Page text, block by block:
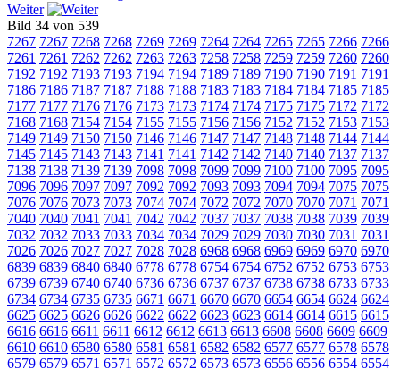
Weiter
Bild 34 von 539
7267 7267 7268 7268 7269 7269 7264 7264 7265 7265 7266 7266
7261 7261 7262 7262 7263 7263 7258 7258 7259 7259 7260 7260
7192 7192 7193 7193 7194 7194 7189 7189 7190 7190 7191 7191
7186 7186 7187 7187 7188 7188 7183 7183 7184 7184 7185 7185
7177 7177 7176 7176 7173 7173 7174 7174 7175 7175 7172 7172
7168 7168 7154 7154 7155 7155 7156 7156 7152 7152 7153 7153
7149 7149 7150 7150 7146 7146 7147 7147 7148 7148 7144 7144
7145 7145 7143 7143 7141 7141 7142 7142 7140 7140 7137 7137
7138 7138 7139 7139 7098 7098 7099 7099 7100 7100 7095 7095
7096 7096 7097 7097 7092 7092 7093 7093 7094 7094 7075 7075
7076 7076 7073 7073 7074 7074 7072 7072 7070 7070 7071 7071
7040 7040 7041 7041 7042 7042 7037 7037 7038 7038 7039 7039
7032 7032 7033 7033 7034 7034 7029 7029 7030 7030 7031 7031
7026 7026 7027 7027 7028 7028 6968 6968 6969 6969 6970 6970
6839 6839 6840 6840 6778 6778 6754 6754 6752 6752 6753 6753
6739 6739 6740 6740 6736 6736 6737 6737 6738 6738 6733 6733
6734 6734 6735 6735 6671 6671 6670 6670 6654 6654 6624 6624
6625 6625 6626 6626 6622 6622 6623 6623 6614 6614 6615 6615
6616 6616 6611 6611 6612 6612 6613 6613 6608 6608 6609 6609
6610 6610 6580 6580 6581 6581 6582 6582 6577 6577 6578 6578
6579 6579 6571 6571 6572 6572 6573 6573 6556 6556 6554 6554